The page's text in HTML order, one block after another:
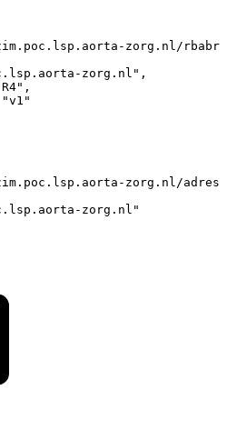
zorg.nl/
zorg.nl" ,
,
"v1"
zorg.nl/
zorg.nl"